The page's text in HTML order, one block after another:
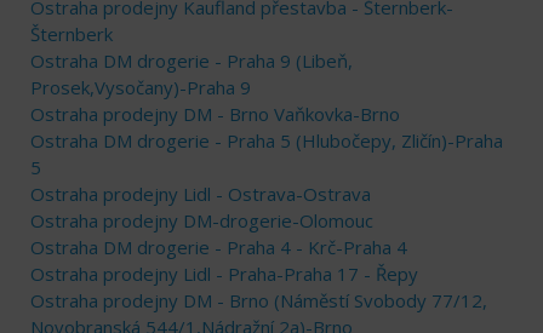
Ostraha prodejny Kaufland přestavba - Šternberk-
Šternberk
Ostraha DM drogerie - Praha 9 (Libeň,
Prosek,Vysočany)-Praha 9
Ostraha prodejny DM - Brno Vaňkovka-Brno
Ostraha DM drogerie - Praha 5 (Hlubočepy, Zličín)-Praha
5
Ostraha prodejny Lidl - Ostrava-Ostrava
Ostraha prodejny DM-drogerie-Olomouc
Ostraha DM drogerie - Praha 4 - Krč-Praha 4
Ostraha prodejny Lidl - Praha-Praha 17 - Řepy
Ostraha prodejny DM - Brno (Náměstí Svobody 77/12,
Novobranská 544/1,Nádražní 2a)-Brno